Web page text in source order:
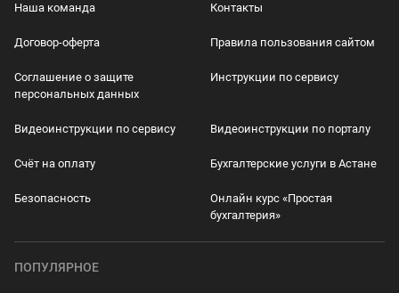
Наша команда Контакты
Договор-оферта Правила пользования сайтом
Соглашение о защите
персональных данных
Инструкции по сервису
Видеоинструкции по сервису Видеоинструкции по порталу
Счёт на оплату Бухгалтерские услуги в Астане
Безопасность
Онлайн курс «Простая
бухгалтерия»
ПОПУЛЯРНОЕ